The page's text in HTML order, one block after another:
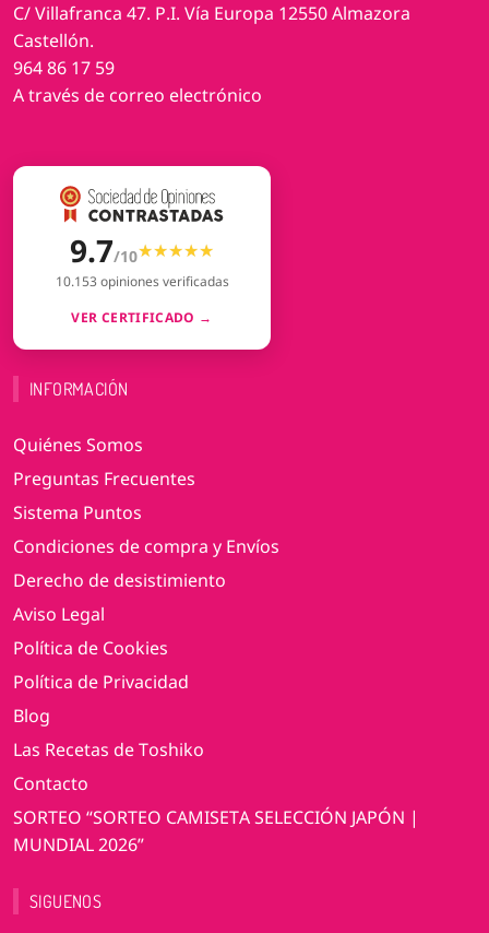
C/ Villafranca 47. P.I. Vía Europa 12550 Almazora
Castellón.
964 86 17 59
A través de correo electrónico
9.7/10★★★★★
★★★★★
10.153 opiniones verificadas
VER CERTIFICADO →
INFORMACIÓN
Quiénes Somos
Preguntas Frecuentes
Sistema Puntos
Condiciones de compra y Envíos
Derecho de desistimiento
Aviso Legal
Política de Cookies
Política de Privacidad
Blog
Las Recetas de Toshiko
Contacto
SORTEO “SORTEO CAMISETA SELECCIÓN JAPÓN |
MUNDIAL 2026”
SIGUENOS